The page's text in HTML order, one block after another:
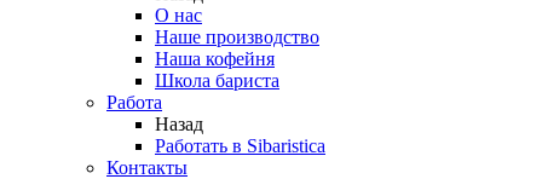
О нас
Наше производство
Наша кофейня
Школа бариста
Работа
Назад
Работать в Sibaristica
Контакты